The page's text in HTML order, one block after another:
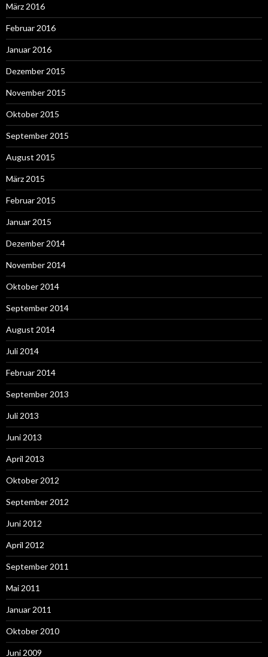
März 2016
Februar 2016
Januar 2016
Dezember 2015
November 2015
Oktober 2015
September 2015
August 2015
März 2015
Februar 2015
Januar 2015
Dezember 2014
November 2014
Oktober 2014
September 2014
August 2014
Juli 2014
Februar 2014
September 2013
Juli 2013
Juni 2013
April 2013
Oktober 2012
September 2012
Juni 2012
April 2012
September 2011
Mai 2011
Januar 2011
Oktober 2010
Juni 2009